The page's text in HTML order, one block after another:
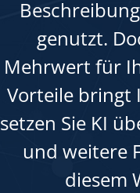
genutzt.
Mehrwert für
Vorteile bringt
setzen Sie KI
und weitere
diesem